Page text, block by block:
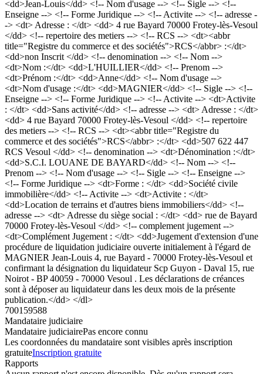
<dd>Jean-Louis</dd> <!-- Nom d'usage --> <!-- Sigle --> <!--
Enseigne --> <!-- Forme Juridique --> <!-- Activite --> <!-- adresse -
-> <dt> Adresse : </dt> <dd> 4 rue Bayard 70000 Frotey-lès-Vesoul
</dd> <!-- repertoire des metiers --> <!-- RCS --> <dt><abbr
title="Registre du commerce et des sociétés">RCS</abbr> :</dt>
<dd>non Inscrit </dd> <!-- denomination --> <!-- Nom -->
<dt>Nom :</dt> <dd>L'HUILLIER</dd> <!-- Prenom -->
<dt>Prénom :</dt> <dd>Anne</dd> <!-- Nom d'usage -->
<dt>Nom d'usage :</dt> <dd>MAGNIER</dd> <!-- Sigle --> <!--
Enseigne --> <!-- Forme Juridique --> <!-- Activite --> <dt>Activite
: </dt> <dd>Sans activité</dd> <!-- adresse --> <dt> Adresse : </dt>
<dd> 4 rue Bayard 70000 Frotey-lès-Vesoul </dd> <!-- repertoire
des metiers --> <!-- RCS --> <dt><abbr title="Registre du
commerce et des sociétés">RCS</abbr> :</dt> <dd>507 622 447
RCS Vesoul </dd> <!-- denomination --> <dt>Dénomination :</dt>
<dd>S.C.I. LOUANE DE BAYARD</dd> <!-- Nom --> <!--
Prenom --> <!-- Nom d'usage --> <!-- Sigle --> <!-- Enseigne -->
<!-- Forme Juridique --> <dt>Forme : </dt> <dd>Société civile
immobilière</dd> <!-- Activite --> <dt>Activite : </dt>
<dd>Location de terrains et d'autres biens immobiliers</dd> <!--
adresse --> <dt> Adresse du siège social : </dt> <dd> rue de Bayard
70000 Frotey-lès-Vesoul </dd> <!-- complement jugement -->
<dt>Complément Jugement : </dt> <dd>Jugement d'extension d'une
procédure de liquidation judiciaire ouverte initialement à l'égard de
MAGNIER Jean-Louis 4, rue Bayard - 70000 Frotey-lès-Vesoul et
confirmant la désignation du liquidateur Scp Guyon - Daval 15, rue
Noirot - BP 40059 - 70000 Vesoul . Les déclarations de créances
sont à déposer au liquidateur dans les deux mois de la présente
publication.</dd> </dl>
700159588
Mandataire judiciaire
Mandataire judiciairePas encore connu
Les coordonnées du mandataire sont visibles après inscription
gratuiteInscription gratuite
Rapports